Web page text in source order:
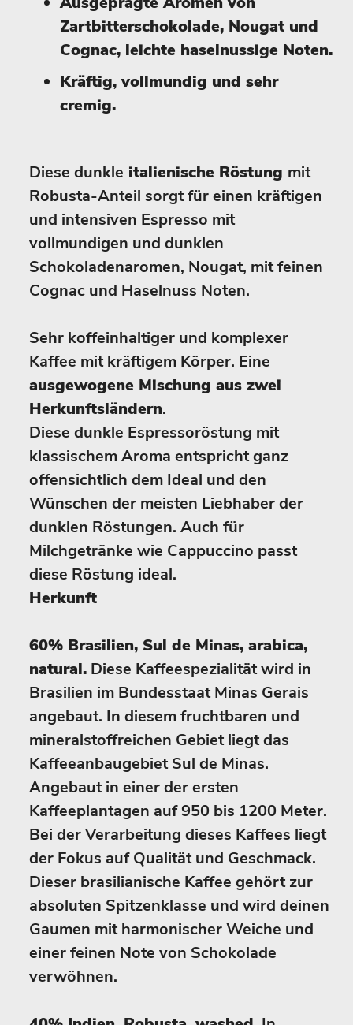
Zartbitterschokolade, Nougat und
Cognac, leichte haselnussige Noten.
Kräftig, vollmundig und sehr
cremig.
Diese dunkle italienische Röstung mit
Robusta-Anteil sorgt für einen kräftigen
und intensiven Espresso mit
vollmundigen und dunklen
Schokoladenaromen, Nougat, mit feinen
Cognac und Haselnuss Noten.
Sehr koffeinhaltiger und komplexer
Kaffee mit kräftigem Körper. Eine
ausgewogene Mischung aus zwei
Herkunftsländern.
Diese dunkle Espressoröstung mit
klassischem Aroma entspricht ganz
offensichtlich dem Ideal und den
Wünschen der meisten Liebhaber der
dunklen Röstungen. Auch für
Milchgetränke wie Cappuccino passt
diese Röstung ideal.
Herkunft
60% Brasilien, Sul de Minas, arabica,
natural. Diese Kaffeespezialität wird in
Brasilien im Bundesstaat Minas Gerais
angebaut. In diesem fruchtbaren und
mineralstoffreichen Gebiet liegt das
Kaffeeanbaugebiet Sul de Minas.
Angebaut in einer der ersten
Kaffeeplantagen auf 950 bis 1200 Meter.
Bei der Verarbeitung dieses Kaffees liegt
der Fokus auf Qualität und Geschmack.
Dieser brasilianische Kaffee gehört zur
absoluten Spitzenklasse und wird deinen
Gaumen mit harmonischer Weiche und
einer feinen Note von Schokolade
verwöhnen.